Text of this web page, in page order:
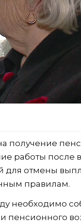
получение
работы после
для отмены
правилам.
необходимо
пенсионного